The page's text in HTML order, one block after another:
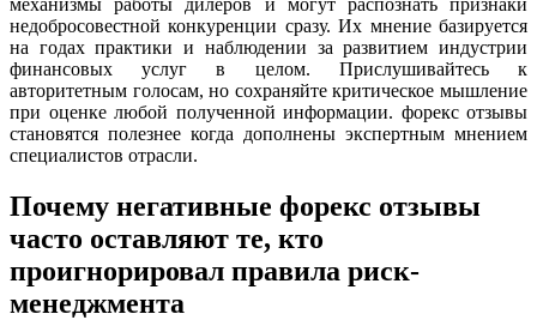
недобросовестной конкуренции сразу. Их мнение базируется
на годах практики и наблюдении за развитием индустрии
финансовых услуг в целом. Прислушивайтесь к
авторитетным голосам, но сохраняйте критическое мышление
при оценке любой полученной информации. форекс отзывы
становятся полезнее когда дополнены экспертным мнением
специалистов отрасли.
Почему негативные форекс отзывы
часто оставляют те, кто
проигнорировал правила риск-
менеджмента